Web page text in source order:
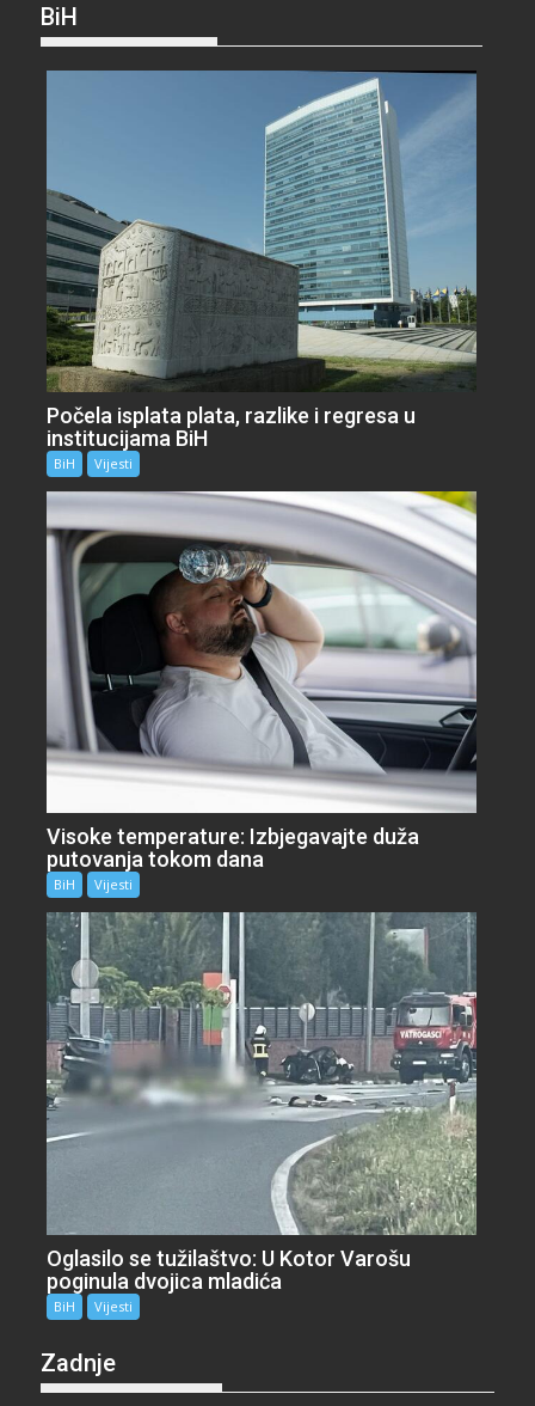
BiH
Počela isplata plata, razlike i regresa u
institucijama BiH
BiH Vijesti
Visoke temperature: Izbjegavajte duža
putovanja tokom dana
BiH Vijesti
Oglasilo se tužilaštvo: U Kotor Varošu
poginula dvojica mladića
BiH Vijesti
Zadnje